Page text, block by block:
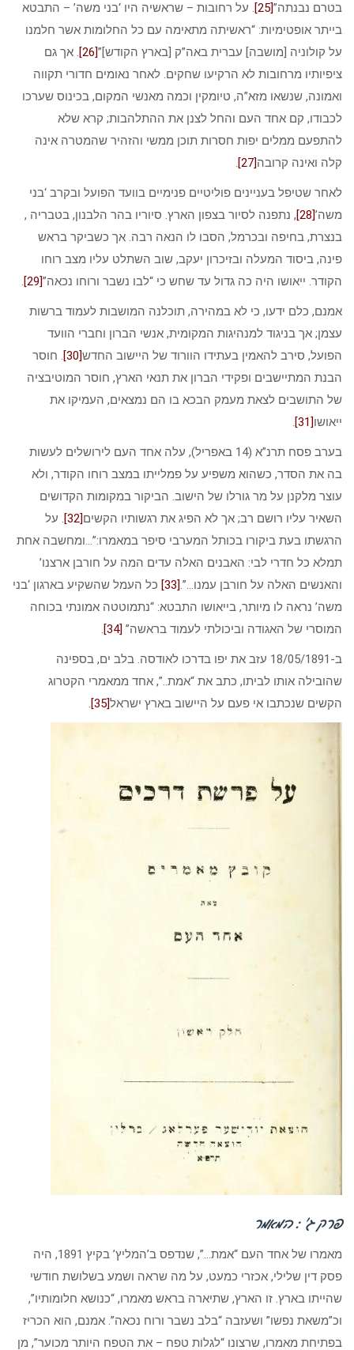
בטרם נבנתה”[25]
. על רחובות – שראשיה היו ‘בני משה’ – התבטא
בייתר אופטימיות: “ראשיתה מתאימה עם כל החלומות אשר חלמנו
על קולוניה [מושבה] עברית באה”ק [בארץ הקודש]”[26]
. אך גם
ציפיותיו מרחובות לא הרקיעו שחקים. לאחר נאומים חדורי תקווה
ואמונה, שנשאו מזא”ה, טיומקין וכמה מאנשי המקום, בכינוס שערכו
לכבודו, קם אחד העם והחל לצנן את ההתלהבות; קרא שלא
להתפעם ממלים יפות חסרות תוכן ממשי והזהיר שהמטרה אינה
קלה ואינה קרובה[27]
.
לאחר שטיפל בעניינים פוליטיים פנימיים בוועד הפועל ובקרב ‘בני
משה’[28]
, נתפנה לסיור בצפון הארץ. סיוריו בהר הלבנון, בטבריה ,
בנצרת, בחיפה ובכרמל, הסבו לו הנאה רבה. אך כשביקר בראש
פינה, ביסוד המעלה ובזיכרון יעקב, שוב השתלט עליו מצב רוחו
הקודר. ייאושו היה כה גדול עד שחש כי “לבו נשבר ורוחו נכאה”[29]
.
אמנם, כלם ידעו, כי לא במהירה, תוכלנה המושבות לעמוד ברשות
עצמן; אך בניגוד למנהיגות המקומית, אנשי הברון וחברי הוועד
הפועל, סירב להאמין בעתידו הוורוד של היישוב החדש[30]
. חוסר
הבנת המתיישבים ופקידי הברון את תנאי הארץ, חוסר המוטיבציה
של התושבים לצאת מעמק הבכא בו הם נמצאים, העמיקו את
ייאושו[31]
.
בערב פסח תרנ”א (14 באפריל), עלה אחד העם לירושלים לעשות
בה את הסדר, כשהוא משפיע על פמלייתו במצב רוחו הקודר, ולא
עוצר מלקנן על מר גורלו של הישוב. הביקור במקומות הקדושים
השאיר עליו רושם רב; אך לא הפיג את רגשותיו הקשים[32]
. על
הרגשתו בעת ביקורו בכותל המערבי סיפר במאמרו:”…ומחשבה אחת
תמלא כל חדרי לבי: האבנים האלה עדים המה על חורבן ארצנו’
והאנשים האלה על חורבן עמנו…”.[33]
כל העמל שהשקיע בארגון ‘בני
משה’ נראה לו מיותר, בייאושו התבטא: “נתמוטטה אמונתי בכוחה
המוסרי של האגודה וביכולתי לעמוד בראשה” [34]
.
ב-18/05/1891 עזב את יפו בדרכו לאודסה. בלב ים, בספינה
שהובילה אותו לביתו, כתב את “אמת..”, אחד ממאמרי הקטרוג
הקשים שנכתבו אי פעם על היישוב בארץ ישראל[35]
.
פרק ג’ : המאמר
מאמרו של אחד העם “אמת…”, שנדפס ב’המליץ’ בקיץ 1891, היה
פסק דין שלילי, אכזרי כמעט, על מה שראה ושמע בשלושת חודשי
שהייתו בארץ. זו הארץ, שתיארה בראש מאמרו, “כנושא חלומותיו”,
וכ”משאת נפשו” ושעזבה “בלב נשבר ורוח נכאה”. אמנם, הוא הכריז
בפתיחת מאמרו, שרצונו “לגלות טפח – את הטפח היותר מכוער”, מן